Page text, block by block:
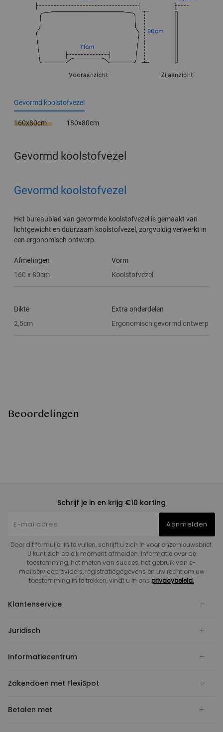
Gevormd koolstofvezel
160x80cm 180x80cm
Gevormd koolstofvezel
Gevormd koolstofvezel
Het bureaublad van gevormde koolstofvezel is gemaakt van
lichtgewicht en duurzaam koolstofvezel, zorgvuldig verwerkt in
een ergonomisch ontwerp.
Afmetingen
160 x 80cm
Vorm
Koolstofvezel
Dikte
2,5cm
Extra onderdelen
Ergonomisch gevormd ontwerp
Beoordelingen
Schrijf je in en krijg €10 korting
Aanmelden
Door dit formulier in te vullen, schrijft u zich in voor onze nieuwsbrief.
U kunt zich op elk moment afmelden. Informatie over de
toestemming, het meten van succes, het gebruik van e-
mailserviceproviders, registratiegegevens en uw recht om uw
toestemming in te trekken, vindt u in ons privacybeleid.
Klantenservice
Juridisch
Informatiecentrum
Zakendoen met FlexiSpot
Betalen met